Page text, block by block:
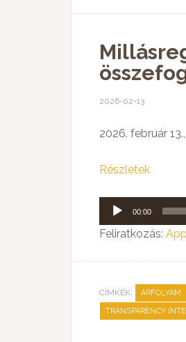
2026-02-13
2026. február
Részletek
Audió
lejátszó
00:00
Feliratkozás:
CÍMKÉK: ÁRFOLYAM
TRANSPARENCY